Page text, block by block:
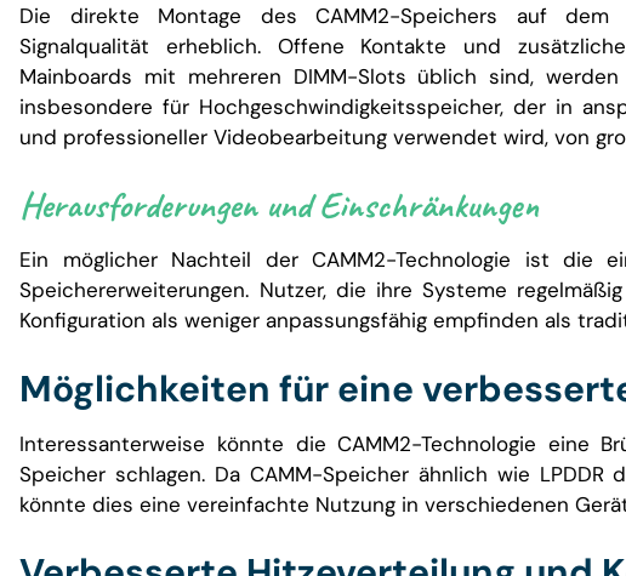
Die direkte Montage des CAMM2-Speichers auf
Signalqualität erheblich. Offene Kontakte und
Mainboards mit mehreren DIMM-Slots üblich sind,
insbesondere für Hochgeschwindigkeitsspeicher, der in
und professioneller Videobearbeitung verwendet wird, von
Herausforderungen und Einschränkungen
Ein möglicher Nachteil der CAMM2-Technologie ist die
Speichererweiterungen. Nutzer, die ihre Systeme
Konfiguration als weniger anpassungsfähig empfinden als
Möglichkeiten für eine
Interessanterweise könnte die CAMM2-Technologie eine
Speicher schlagen. Da CAMM-Speicher ähnlich wie
könnte dies eine vereinfachte Nutzung in verschiedenen